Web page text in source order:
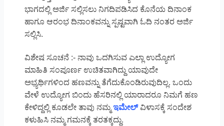
ಭಾಗದಲ್ಲಿ ಅರ್ಜಿ ಸಲ್ಲಿಸಲು ನಿಗದಿಪಡಿಸಿದ ಕೊನೆಯ ದಿನಾಂಕ
ಹಾಗೂ ಆರಂಭ ದಿನಾಂಕವನ್ನು ಸ್ಪಷ್ಟವಾಗಿ ಓದಿ ನಂತರ ಅರ್ಜಿ
ಸಲ್ಲಿಸಿ.
ವಿಶೇಷ ಸೂಚನೆ :- ನಾವು ಒದಗಿಸುವ ಎಲ್ಲಾ ಉದ್ಯೋಗ
ಮಾಹಿತಿ ಸಂಪೂರ್ಣ ಉಚಿತವಾಗಿದ್ದು ಯಾವುದೇ
ಅಭ್ಯರ್ಥಿಗಳಿಂದ ಹಣವನ್ನು ತೆಗೆದುಕೊಂಡಿರುವುದಿಲ್ಲ. ಒಂದು
ವೇಳೆ ಉದ್ಯೋಗ ಬಿಂದು ಹೆಸರಿನಲ್ಲಿ ಯಾರಾದರೂ ನಿಮಗೆ ಹಣ
ಕೇಳಿದ್ದಲ್ಲಿ ಕೂಡಲೇ ತಾವು ನಮ್ಮಇಮೇಲ್ವಿಳಾಸಕ್ಕೆ ಸಂದೇಶ
ಕಳುಹಿಸಿ ನಮ್ಮ ಗಮನಕ್ಕೆ ತರತಕ್ಕದ್ದು.